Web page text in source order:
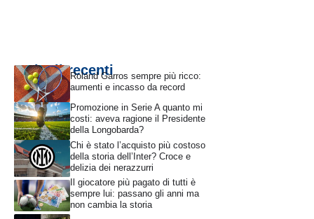
Articoli recentiRoland Garros sempre più ricco:
aumenti e incasso da record
Promozione in Serie A quanto mi
costi: aveva ragione il Presidente
della Longobarda?
Chi è stato l’acquisto più costoso
della storia dell’Inter? Croce e
delizia dei nerazzurri
Il giocatore più pagato di tutti è
sempre lui: passano gli anni ma
non cambia la storia